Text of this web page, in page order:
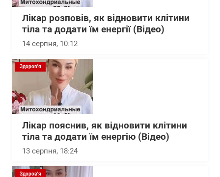
Лікар розповів, як відновити клітини
тіла та додати їм енергії (Відео)
14 серпня, 10:12
Здоров'я
Лікар пояснив, як відновити клітини
тіла та додати їм енергію (Відео)
13 серпня, 18:24
Здоров'я